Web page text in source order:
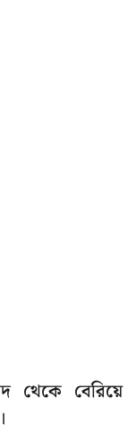
থেকে বেরিয়ে